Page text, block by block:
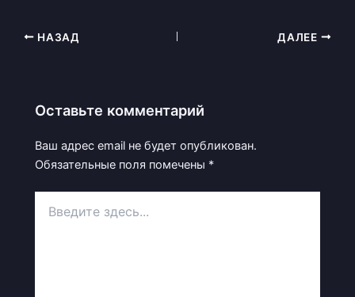
НАЗАД ДАЛЕЕ
Оставьте комментарий
Ваш адрес email не будет опубликован.
Обязательные поля помечены *
здесь...